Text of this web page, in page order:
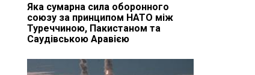
Яка сумарна сила оборонного
союзу за принципом НАТО між
Туреччиною, Пакистаном та
Саудівською Аравією